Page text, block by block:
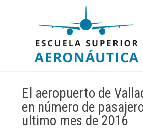
El aeropuerto de
en número de
ultimo mes de 2016